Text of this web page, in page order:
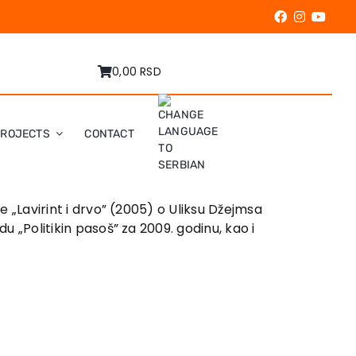
0,00 RSD
CONTACT
i drvo” (2005) o Uliksu Džejmsa
„Politikin pasoš” za 2009. godinu, kao i